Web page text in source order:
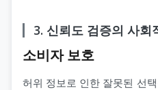
3. 신뢰도 검증의 사회
소비자 보호
허위 정보로 인한 잘못된 선